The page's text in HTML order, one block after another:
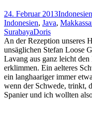
24. Februar 2013Indonesien
Indonesien, Java,
SurabayaDoris
An der Rezeption unseres
unsäglichen Stefan Loose
Lavang aus ganz leicht
erklimmen. Ein aelteres
ein langhaariger immer
wenn der Schwede, trinkt,
Spanier und ich wollten